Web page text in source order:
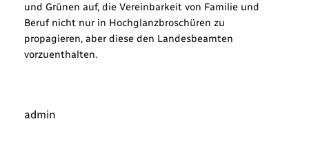
und Grünen auf, die Vereinbarkeit von Familie und
Beruf nicht nur in Hochglanzbroschüren zu
propagieren, aber diese den Landesbeamten
vorzuenthalten.
admin